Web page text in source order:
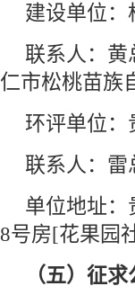
建设单位：
联系人：黄
仁市松桃苗族
环评单位：
联系人：雷
单位地址：
8号房[花果园
（五）征